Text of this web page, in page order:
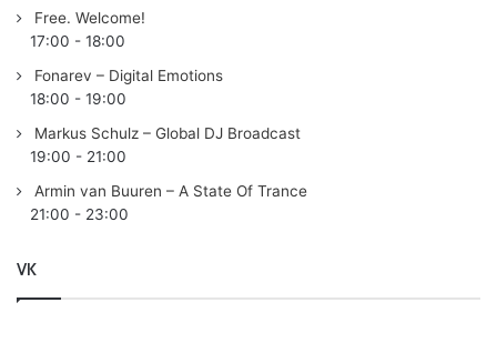
Free. Welcome!
17:00 - 18:00
Fonarev – Digital Emotions
18:00 - 19:00
Markus Schulz – Global DJ Broadcast
19:00 - 21:00
Armin van Buuren – A State Of Trance
21:00 - 23:00
VK